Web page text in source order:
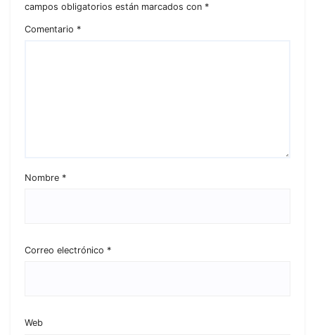
campos obligatorios están marcados con *
Comentario *
Nombre *
Correo electrónico *
Web